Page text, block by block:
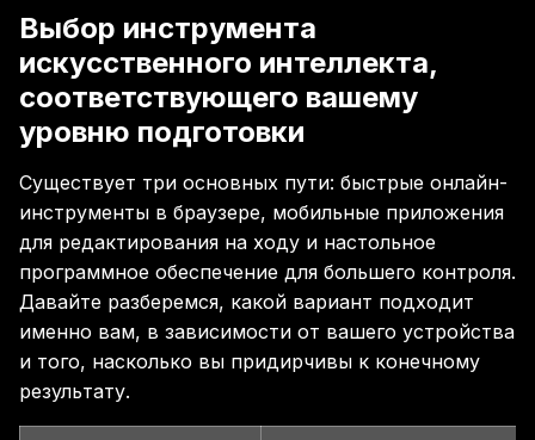
Выбор инструмента
искусственного интеллекта,
соответствующего вашему
уровню подготовки
Существует три основных пути: быстрые онлайн-
инструменты в браузере, мобильные приложения
для редактирования на ходу и настольное
программное обеспечение для большего контроля.
Давайте разберемся, какой вариант подходит
именно вам, в зависимости от вашего устройства
и того, насколько вы придирчивы к конечному
результату.